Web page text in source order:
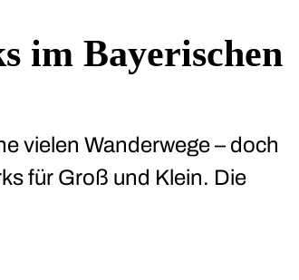
im Bayerischen
vielen Wanderwege – doch
für Groß und Klein. Die